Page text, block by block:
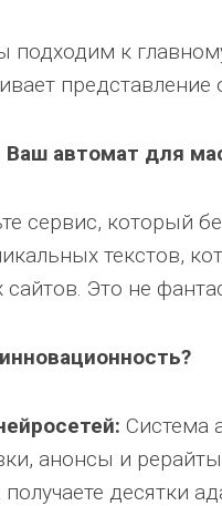
подходим к
представление
Ваш автомат для
сервис, который
текстов,
Это не
Система
анонсы и
получаете десятки